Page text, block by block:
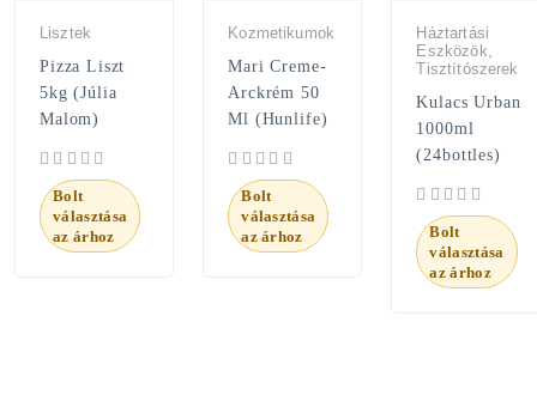
Lisztek
Pizza Liszt
5kg (Júlia
Malom)
Bolt
választása
az árhoz
Kozmetikumok
Mari Creme-
Arckrém 50
Ml (Hunlife)
Bolt
választása
az árhoz
Háztartási
Eszközök,
Tisztítószerek
Kulacs Urban
1000ml
(24bottles)
Bolt
választása
az árhoz